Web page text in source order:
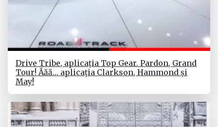
Drive Tribe, aplicația Top Gear. Pardon, Grand
Tour! Ăăă… aplicația Clarkson, Hammond şi
May!